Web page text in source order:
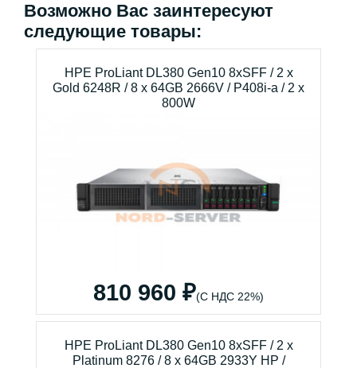
Возможно Вас заинтересуют
следующие товары:
HPE ProLiant DL380 Gen10 8xSFF / 2 x
Gold 6248R / 8 x 64GB 2666V / P408i-a / 2 x
800W
810 960 ₽(С НДС 22%)
HPE ProLiant DL380 Gen10 8xSFF / 2 x
Platinum 8276 / 8 x 64GB 2933Y HP /